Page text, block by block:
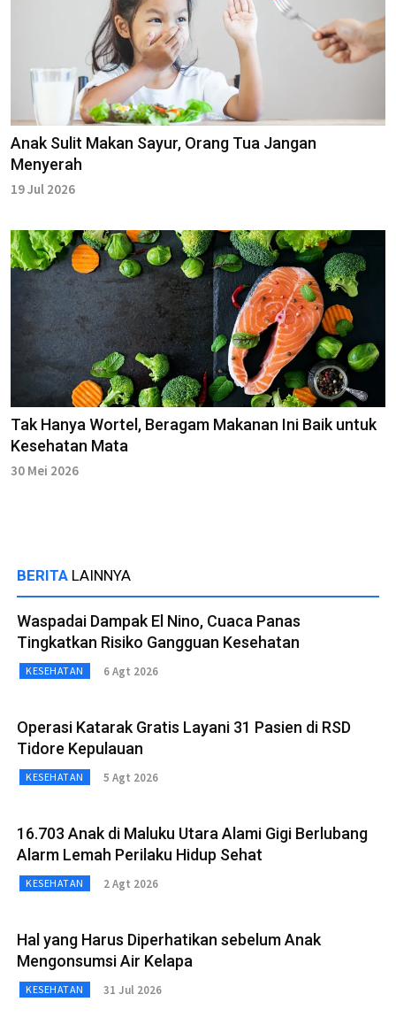
Anak Sulit Makan Sayur, Orang Tua Jangan
Menyerah
19 Jul 2026
Tak Hanya Wortel, Beragam Makanan Ini Baik untuk
Kesehatan Mata
30 Mei 2026
BERITA LAINNYA
Waspadai Dampak El Nino, Cuaca Panas
Tingkatkan Risiko Gangguan Kesehatan
KESEHATAN 6 Agt 2026
Operasi Katarak Gratis Layani 31 Pasien di RSD
Tidore Kepulauan
KESEHATAN 5 Agt 2026
16.703 Anak di Maluku Utara Alami Gigi Berlubang
Alarm Lemah Perilaku Hidup Sehat
KESEHATAN 2 Agt 2026
Hal yang Harus Diperhatikan sebelum Anak
Mengonsumsi Air Kelapa
KESEHATAN 31 Jul 2026